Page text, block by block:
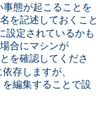
態が起こることを
を記述しておくこと
設定されているかも
合にマシンが
を確認してくださ
存しますが、
を編集することで設